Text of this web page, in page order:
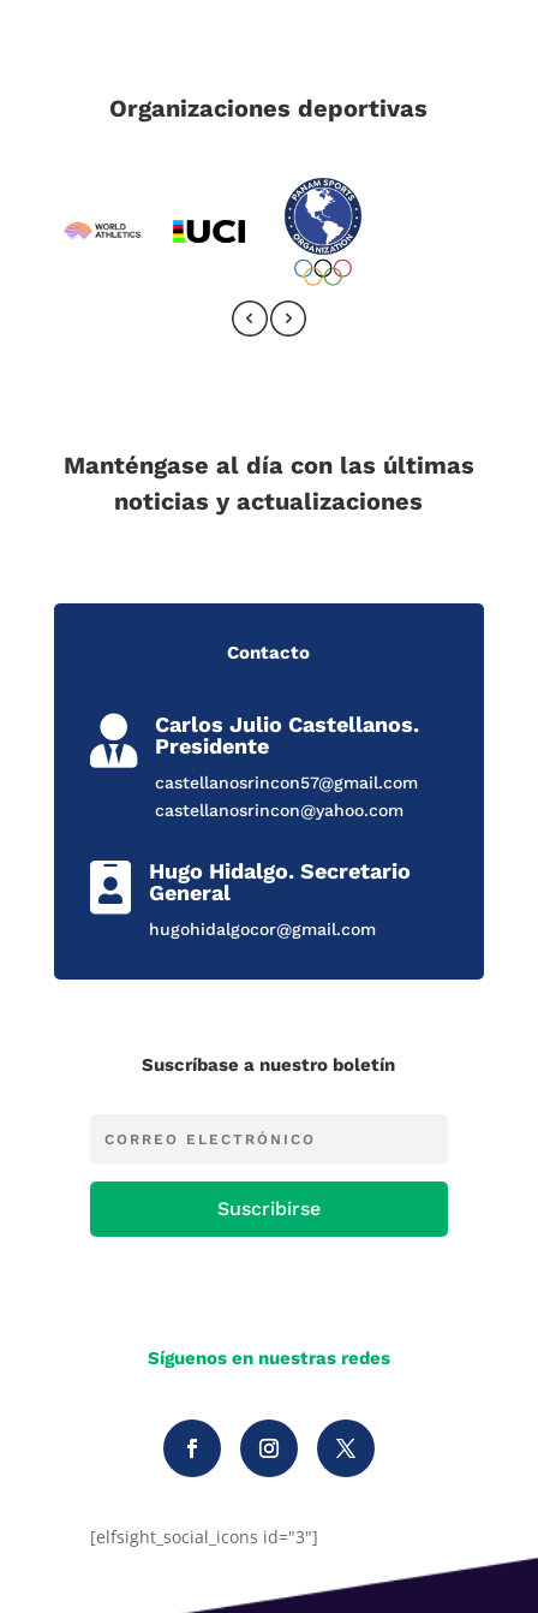
Organizaciones deportivas
Manténgase al día con las últimas
noticias y actualizaciones
Contacto

Carlos Julio Castellanos.
Presidente
castellanosrincon57@gmail.com
castellanosrincon@yahoo.com

Hugo Hidalgo. Secretario
General
hugohidalgocor@gmail.com
Suscríbase a nuestro boletín
Suscribirse
Síguenos en nuestras redes
[elfsight_social_icons id="3"]